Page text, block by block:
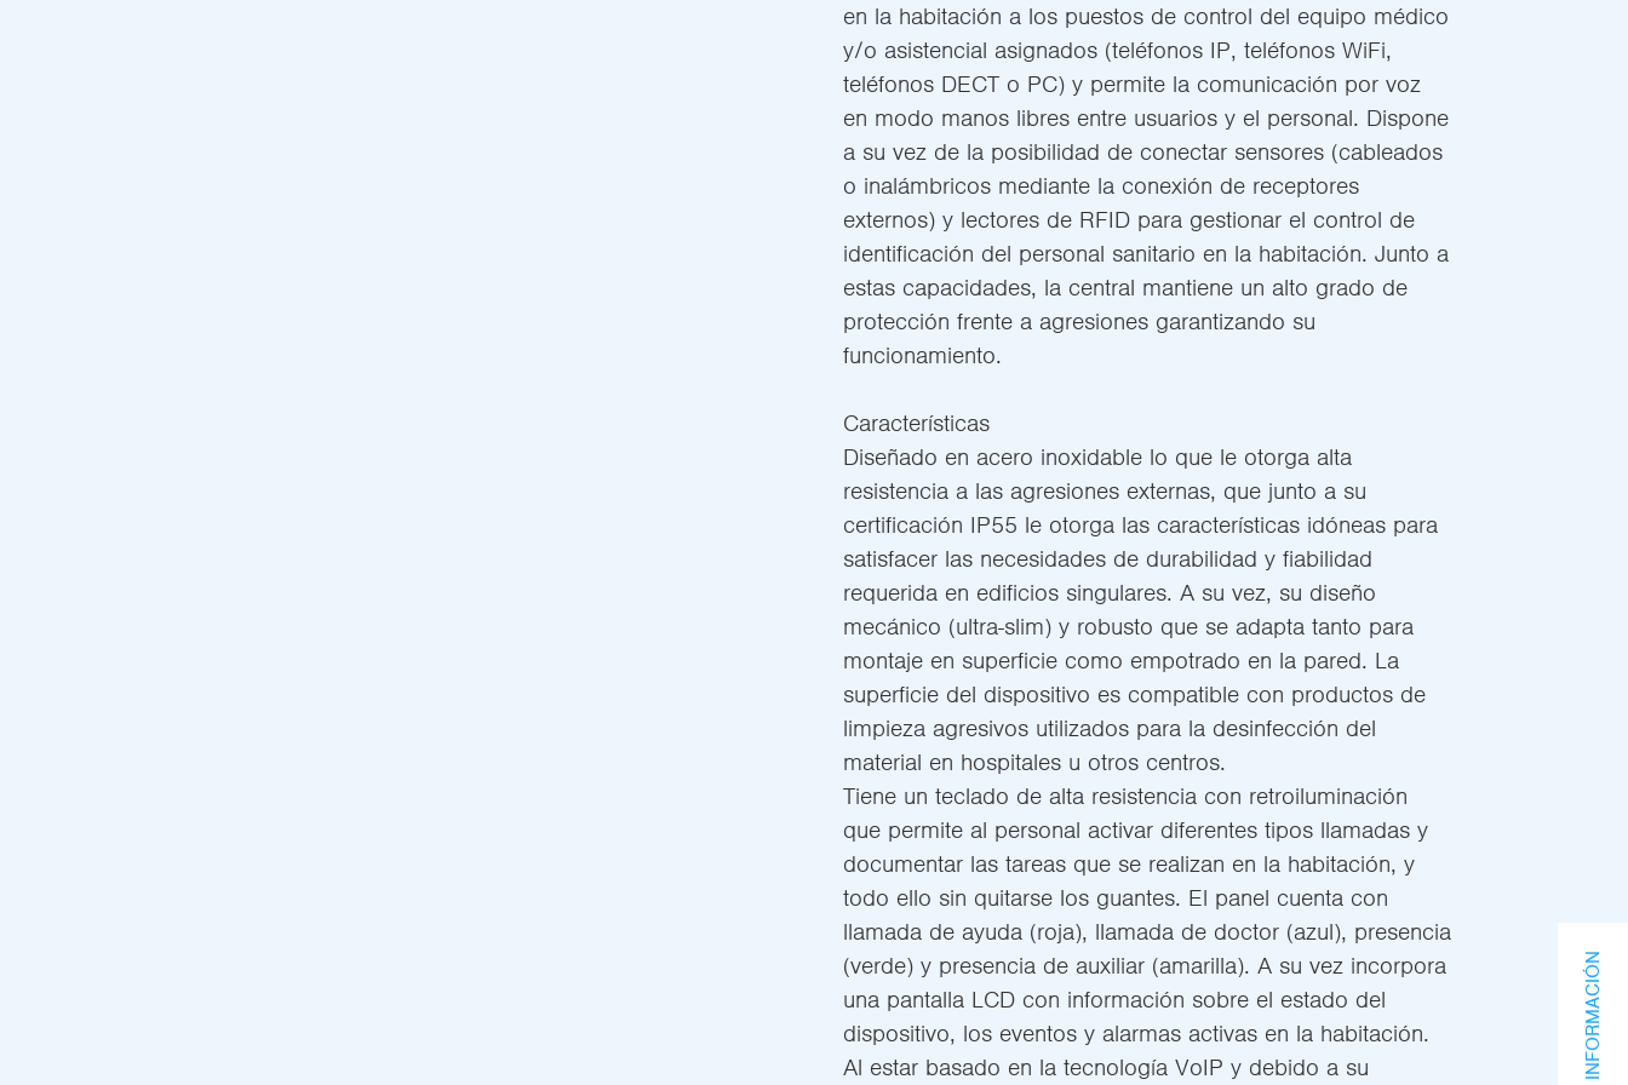
en la habitación a los puestos de control del equipo médico
y/o asistencial asignados (teléfonos IP, teléfonos WiFi,
teléfonos DECT o PC) y permite la comunicación por voz
en modo manos libres entre usuarios y el personal. Dispone
a su vez de la posibilidad de conectar sensores (cableados
o inalámbricos mediante la conexión de receptores
externos) y lectores de RFID para gestionar el control de
identificación del personal sanitario en la habitación. Junto a
estas capacidades, la central mantiene un alto grado de
protección frente a agresiones garantizando su
funcionamiento.
Características
Diseñado en acero inoxidable lo que le otorga alta
resistencia a las agresiones externas, que junto a su
certificación IP55 le otorga las características idóneas para
satisfacer las necesidades de durabilidad y fiabilidad
requerida en edificios singulares. A su vez, su diseño
mecánico (ultra-slim) y robusto que se adapta tanto para
montaje en superficie como empotrado en la pared. La
superficie del dispositivo es compatible con productos de
limpieza agresivos utilizados para la desinfección del
material en hospitales u otros centros.
Tiene un teclado de alta resistencia con retroiluminación
que permite al personal activar diferentes tipos llamadas y
documentar las tareas que se realizan en la habitación, y
todo ello sin quitarse los guantes. El panel cuenta con
llamada de ayuda (roja), llamada de doctor (azul), presencia
(verde) y presencia de auxiliar (amarilla). A su vez incorpora
una pantalla LCD con información sobre el estado del
dispositivo, los eventos y alarmas activas en la habitación.
Al estar basado en la tecnología VoIP y debido a su